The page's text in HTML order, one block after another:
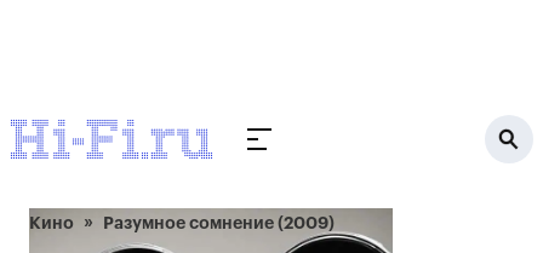
Кино Разумное сомнение (2009)